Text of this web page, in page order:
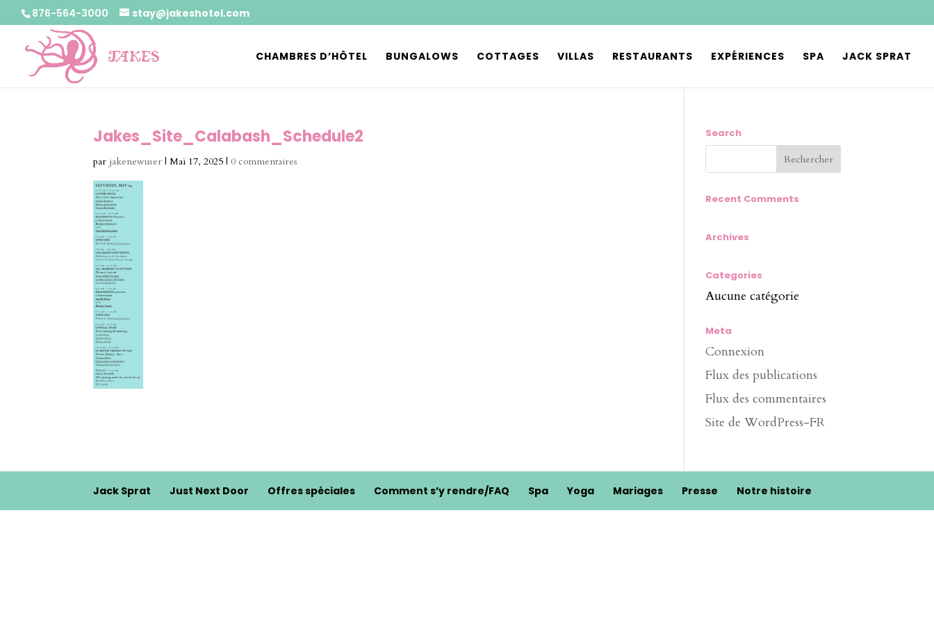
876-564-3000 stay@jakeshotel.com
CHAMBRES D’HÔTEL BUNGALOWS COTTAGES VILLAS RESTAURANTS EXPÉRIENCES SPA JACK SPRAT
Jakes_Site_Calabash_Schedule2
par jakenewuser |Mai 17, 2025 |0 commentaires
Search
Recent Comments
Archives
Categories
Aucune catégorie
Meta
Connexion
Flux des publications
Flux des commentaires
Site de WordPress-FR
Jack Sprat Just Next Door Offres spéciales Comment s’y rendre/FAQ Spa Yoga Mariages Presse Notre histoire